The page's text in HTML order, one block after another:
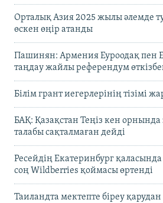
Орталық Азия 2025 жылы әлемде
өскен өңір атанды
Пашинян: Армения Еуроодақ пен
таңдау жайлы референдум
Білім грант иегерлерінің тізімі
БАҚ: Қазақстан Теңіз кен орнында
талабы сақталмаған дейді
Ресейдің Екатеринбург
соң Wildberries қоймасы өртенді
Таиландта мектепте біреу